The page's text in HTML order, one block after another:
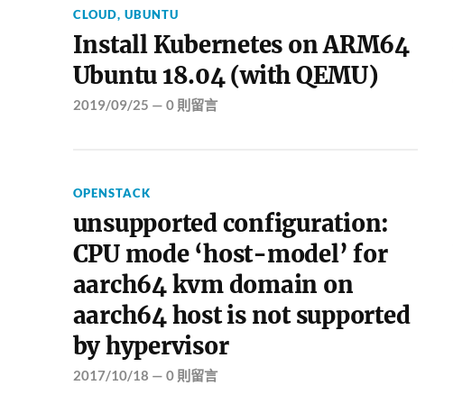
CLOUD, UBUNTU
Install Kubernetes on ARM64
Ubuntu 18.04 (with QEMU)
2019/09/25 — 0 則留言
OPENSTACK
unsupported configuration:
CPU mode ‘host-model’ for
aarch64 kvm domain on
aarch64 host is not supported
by hypervisor
2017/10/18 — 0 則留言